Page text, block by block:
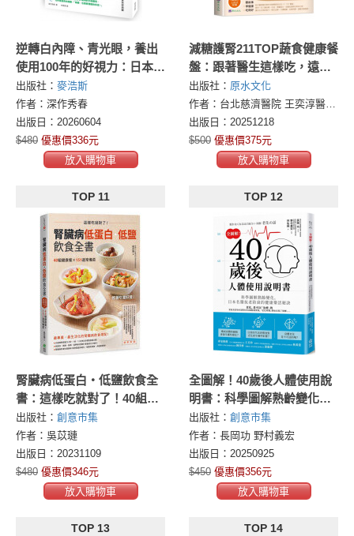
逆轉白內障、青光眼，養出
使用100年的好視力：日本名
醫教你5項自我檢測、3大黃
金護眼法則，掌握新型眼疾
治療，輕鬆預防眼睛老化
出版社： 麥浩斯
作者：深作秀春
出版日：20260604
$480 優惠價336元
放入購物車
減糖護腎211TOP蔬食健康餐
盤：跟著醫生這樣吃，遠離
糖尿病、腎臟病危機
出版社： 原水文化
作者：台北慈濟醫院 王奕淳醫師及營養師團隊
出版日：20251218
$500 優惠價375元
放入購物車
TOP 11
腎臟病低蛋白‧低鹽飲食全
書：這樣吃就對了！40組健
康餐X151道常備菜
出版社： 創意市集
作者：吳苡璉
出版日：20231109
$480 優惠價346元
放入購物車
TOP 12
全圖解！40歲後人體使用說
明書：科學圖解熟齡變化，
日本名醫抗老防衰的健康樂
活秘訣
出版社： 創意市集
作者：長岡功 野村義宏
出版日：20250925
$450 優惠價356元
放入購物車
TOP 13 TOP 14